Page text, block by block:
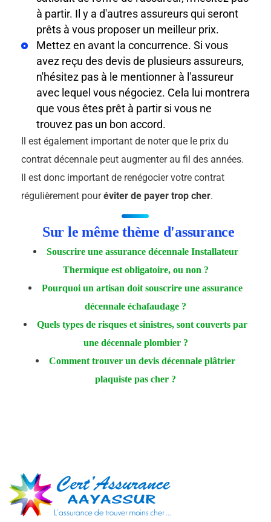
à partir. Il y a d'autres assureurs qui seront
prêts à vous proposer un meilleur prix.
Mettez en avant la concurrence. Si vous
avez reçu des devis de plusieurs assureurs,
n'hésitez pas à le mentionner à l'assureur
avec lequel vous négociez. Cela lui montrera
que vous êtes prêt à partir si vous ne
trouvez pas un bon accord.
Il est également important de noter que le prix du
contrat décennale peut augmenter au fil des années.
Il est donc important de renégocier votre contrat
régulièrement pouréviter de payer trop cher.
Sur le même thème d'assurance
Souscrire une assurance décennale Installateur
Thermique est obligatoire, ou non ?
Pourquoi un artisan doit souscrire une assurance
décennale échafaudage ?
Quels types de risques et sinistres, sont couverts par
une décennale plombier ?
Comment trouver un devis décennale plâtrier
plaquiste pas cher ?